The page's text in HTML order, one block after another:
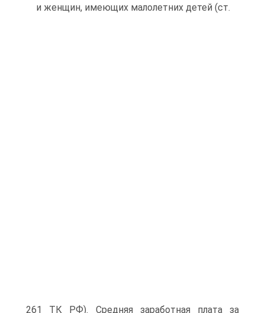
и женщин, имеющих малолетних детей (ст.
261 ТК РФ). Средняя заработная плата за